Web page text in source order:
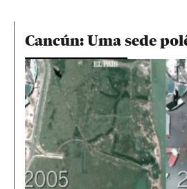
Cancún: Uma sede